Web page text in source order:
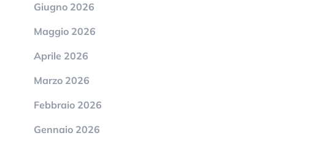
Giugno 2026
Maggio 2026
Aprile 2026
Marzo 2026
Febbraio 2026
Gennaio 2026